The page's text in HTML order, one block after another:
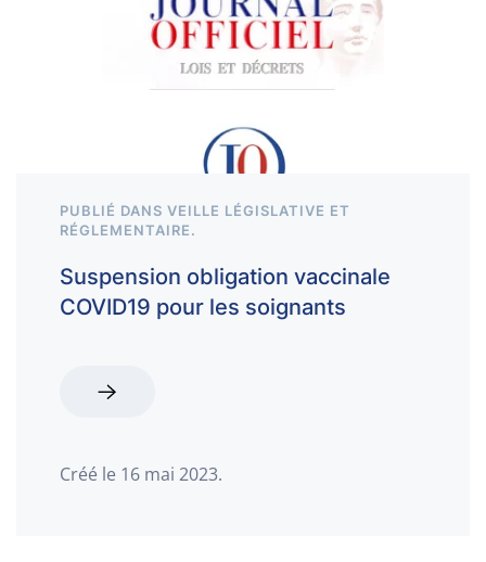
PUBLIÉ DANS VEILLE LÉGISLATIVE ET
RÉGLEMENTAIRE.
Suspension obligation vaccinale
COVID19 pour les soignants
Créé le 16 mai 2023.